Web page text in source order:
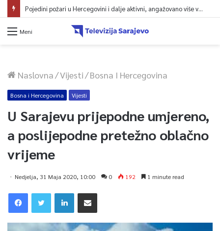
Pojedini požari u Hercegovini i dalje aktivni, angažovano više vatrogasaca i helikopter
Meni
Naslovna/Vijesti/Bosna I Hercegovina
Bosna i Hercegovina Vijesti
U Sarajevu prijepodne umjereno,
a poslijepodne pretežno oblačno
vrijeme
Nedjelja, 31 Maja 2020, 10:00 0 192 1 minute read